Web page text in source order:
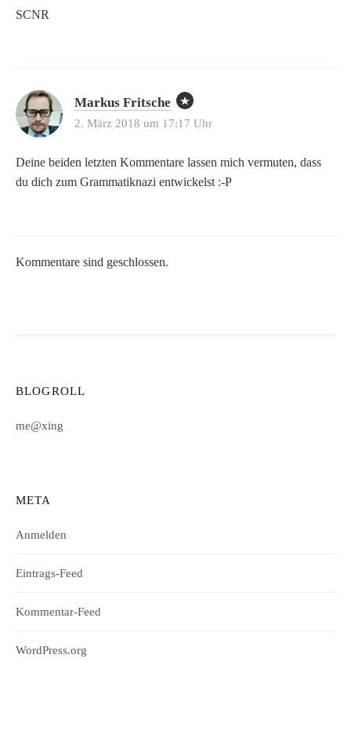
SCNR
Markus Fritsche
2. März 2018 um 17:17 Uhr
Deine beiden letzten Kommentare lassen mich vermuten, dass
du dich zum Grammatiknazi entwickelst :-P
Kommentare sind geschlossen.
BLOGROLL
me@xing
META
Anmelden
Eintrags-Feed
Kommentar-Feed
WordPress.org